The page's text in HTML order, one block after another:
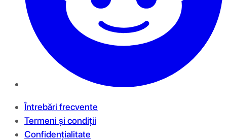
Întrebări frecvente
Termeni și condiții
Confidențialitate